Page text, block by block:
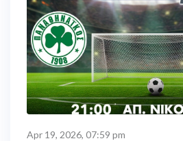
Apr 19, 2026, 07:59 pm